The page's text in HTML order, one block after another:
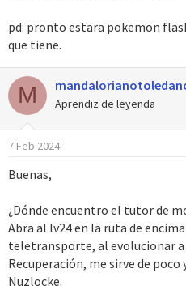
pd: pronto estara pokemon
que tiene.
M Aprendiz de leyenda
7 Feb 2024
Buenas,
¿Dónde encuentro el tutor de
Abra al lv24 en la ruta de
teletransporte, al evolucionar a
Recuperación, me sirve de
Nuzlocke.